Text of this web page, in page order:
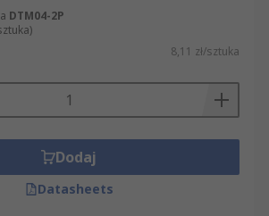
DTM04-2P
8,11 zł/sztuka
Dodaj
Datasheets